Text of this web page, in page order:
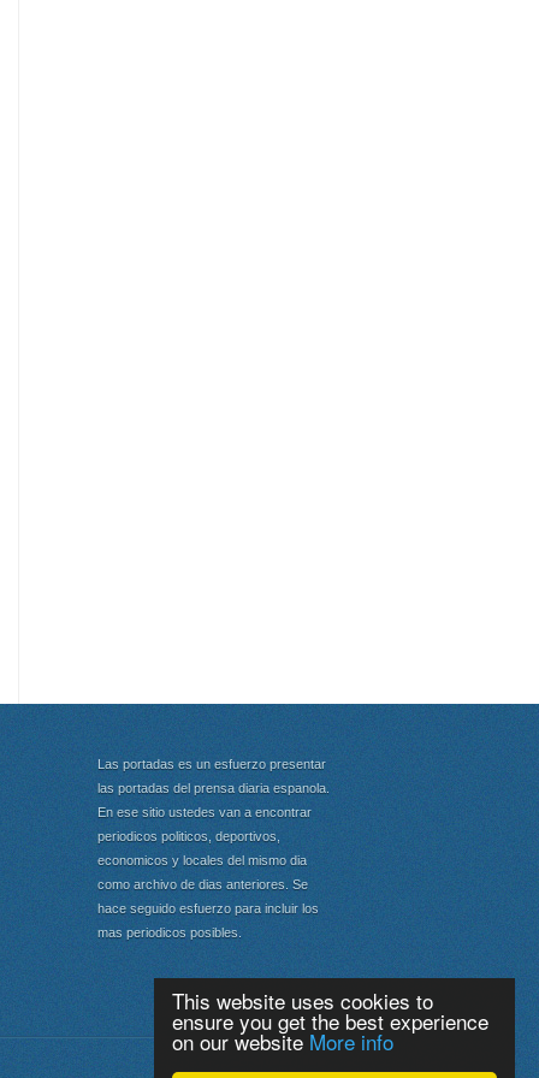
This website uses cookies to
ensure you get the best experience
on our website More info
Las portadas es un esfuerzo presentar
las portadas del prensa diaria espanola.
En ese sitio ustedes van a encontrar
periodicos politicos, deportivos,
economicos y locales del mismo dia
como archivo de dias anteriores. Se
hace seguido esfuerzo para incluir los
mas periodicos posibles.